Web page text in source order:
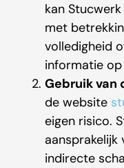
kan
met
volledigheid
informatie
Gebruik van
de website
eigen risico.
indirecte